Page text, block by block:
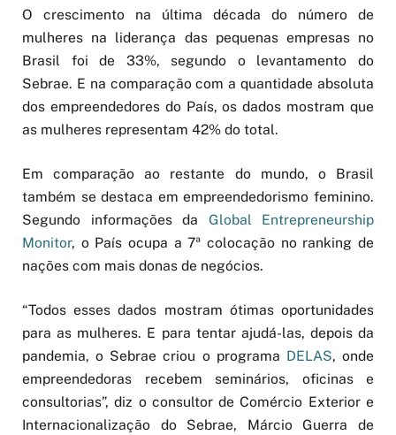
O crescimento na última década do número de
mulheres na liderança das pequenas empresas no
Brasil foi de 33%, segundo o levantamento do
Sebrae. E na comparação com a quantidade absoluta
dos empreendedores do País, os dados mostram que
as mulheres representam 42% do total.
Em comparação ao restante do mundo, o Brasil
também se destaca em empreendedorismo feminino.
Segundo informações da Global Entrepreneurship
Monitor, o País ocupa a 7ª colocação no ranking de
nações com mais donas de negócios.
“Todos esses dados mostram ótimas oportunidades
para as mulheres. E para tentar ajudá-las, depois da
pandemia, o Sebrae criou o programa DELAS, onde
empreendedoras recebem seminários, oficinas e
consultorias”, diz o consultor de Comércio Exterior e
Internacionalização do Sebrae, Márcio Guerra de